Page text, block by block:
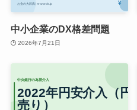
中小企業のDX格差問題
2026年7月21日